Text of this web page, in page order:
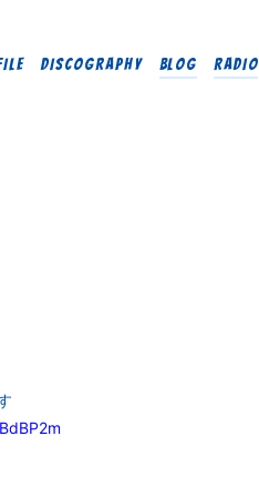
DISCOGRAPHY BLOG RADIO